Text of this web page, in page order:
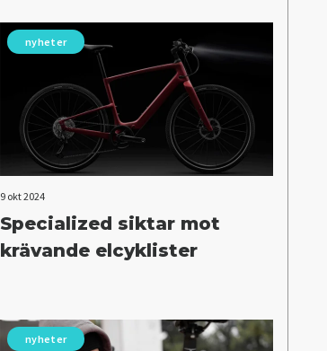
nyheter
9 okt 2024
Specialized siktar mot
krävande elcyklister
nyheter